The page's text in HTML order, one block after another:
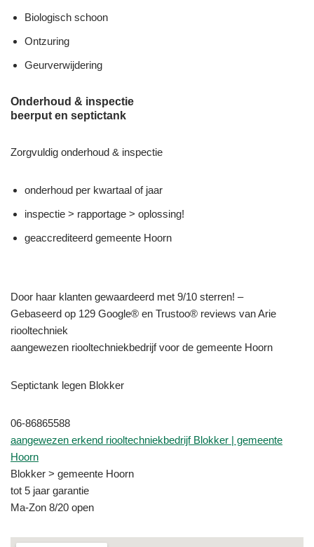
Biologisch schoon
Ontzuring
Geurverwijdering
Onderhoud & inspectie
beerput en septictank
Zorgvuldig onderhoud & inspectie
onderhoud per kwartaal of jaar
inspectie > rapportage > oplossing!
geaccrediteerd gemeente Hoorn
Door haar klanten gewaardeerd met 9/10 sterren! –
Gebaseerd op 129 Google® en Trustoo® reviews van Arie
riooltechniek
aangewezen riooltechniekbedrijf voor de gemeente Hoorn
Septictank legen Blokker
06-86865588
aangewezen erkend riooltechniekbedrijf Blokker | gemeente
Hoorn
Blokker > gemeente Hoorn
tot 5 jaar garantie
Ma-Zon 8/20 open